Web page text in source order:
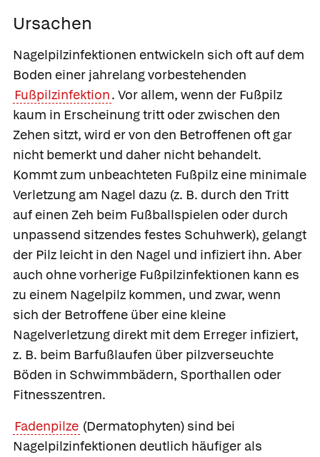
Ursachen
Nagelpilzinfektionen entwickeln sich oft auf dem
Boden einer jahrelang vorbestehenden
Fußpilzinfektion. Vor allem, wenn der Fußpilz
kaum in Erscheinung tritt oder zwischen den
Zehen sitzt, wird er von den Betroffenen oft gar
nicht bemerkt und daher nicht behandelt.
Kommt zum unbeachteten Fußpilz eine minimale
Verletzung am Nagel dazu (z. B. durch den Tritt
auf einen Zeh beim Fußballspielen oder durch
unpassend sitzendes festes Schuhwerk), gelangt
der Pilz leicht in den Nagel und infiziert ihn. Aber
auch ohne vorherige Fußpilzinfektionen kann es
zu einem Nagelpilz kommen, und zwar, wenn
sich der Betroffene über eine kleine
Nagelverletzung direkt mit dem Erreger infiziert,
z. B. beim Barfußlaufen über pilzverseuchte
Böden in Schwimmbädern, Sporthallen oder
Fitnesszentren.
Fadenpilze (Dermatophyten) sind bei
Nagelpilzinfektionen deutlich häufiger als